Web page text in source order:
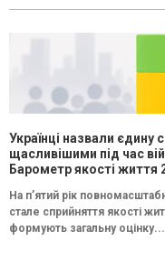
Українці назвали єдину
щасливішими під час
Барометр якості життя
На п’ятий рік
стале сприйняття якості
формують загальну оцінку...